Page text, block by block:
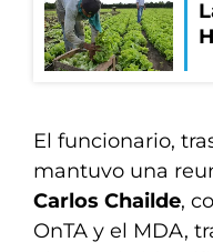
El funcionario,
mantuvo una
Carlos Chailde,
OnTA y el MDA,